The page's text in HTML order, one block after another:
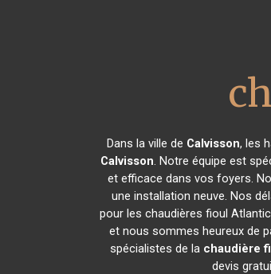
Dans la ville de Calvisson, les
Calvisson. Notre équipe est
et efficace dans vos foyers.
une installation neuve. Nos
pour les chaudières fioul Atlantic
et nous sommes heureux de
spécialistes de la chaudière
devis